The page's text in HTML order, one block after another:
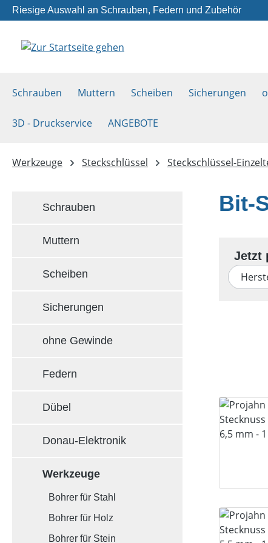
Hauptinhalt springen
Zur Suche springen
Zur Hauptnavigation springen
Riesige Auswahl an Schrauben, Federn und Zubehör
Schrauben Muttern Scheiben Sicherungen
3D - Druckservice ANGEBOTE
Werkzeuge Steckschlüssel Steckschlüssel-
Schrauben
Muttern
Scheiben
Sicherungen
ohne Gewinde
Federn
Dübel
Donau-Elektronik
Werkzeuge
Bohrer für Stahl
Bohrer für Holz
Bohrer für Stein
Bit-